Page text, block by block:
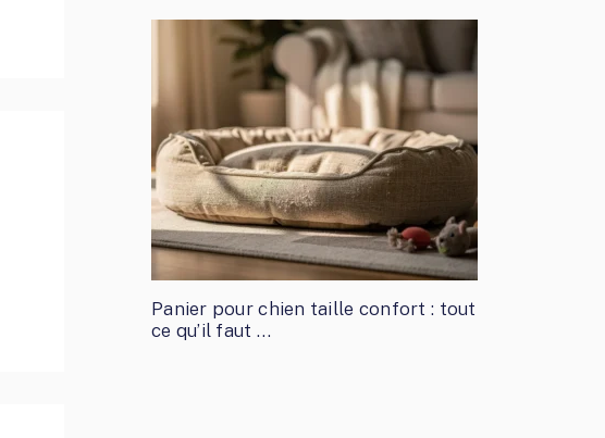
Panier pour chien taille confort : tout
ce qu’il faut …